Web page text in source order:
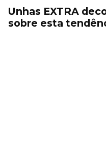
Unhas EXTRA
sobre esta